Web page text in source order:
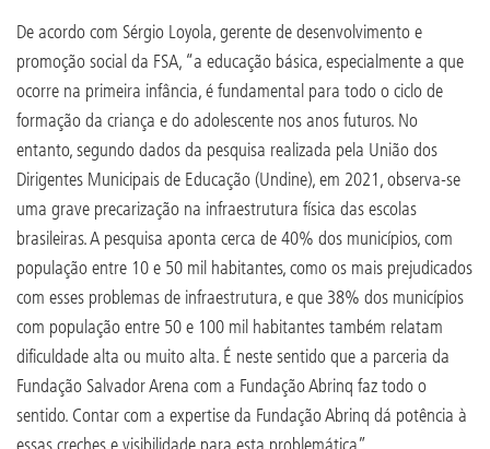
De acordo com Sérgio Loyola, gerente de desenvolvimento e
promoção social da FSA, “a educação básica, especialmente a que
ocorre na primeira infância, é fundamental para todo o ciclo de
formação da criança e do adolescente nos anos futuros. No
entanto, segundo dados da pesquisa realizada pela União dos
Dirigentes Municipais de Educação (Undine), em 2021, observa-se
uma grave precarização na infraestrutura física das escolas
brasileiras. A pesquisa aponta cerca de 40% dos municípios, com
população entre 10 e 50 mil habitantes, como os mais prejudicados
com esses problemas de infraestrutura, e que 38% dos municípios
com população entre 50 e 100 mil habitantes também relatam
dificuldade alta ou muito alta. É neste sentido que a parceria da
Fundação Salvador Arena com a Fundação Abrinq faz todo o
sentido. Contar com a expertise da Fundação Abrinq dá potência à
essas creches e visibilidade para esta problemática”.